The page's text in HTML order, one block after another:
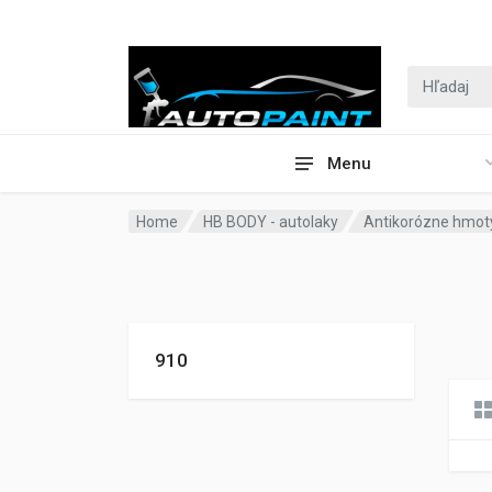
Menu
Home HB BODY - autolaky Antikorózne
910